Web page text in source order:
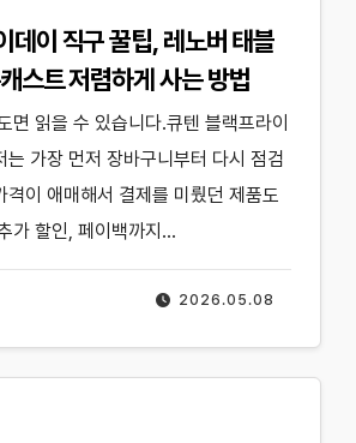
데이 직구 꿀팁, 레노버 태블
스트 저렴하게 사는 방법
2026.05.08
면 읽을 수 있습니다.큐텐 블랙프라이
는 가장 먼저 장바구니부터 다시 점검
격이 애매해서 결제를 미뤘던 제품도
가 할인, 페이백까지…